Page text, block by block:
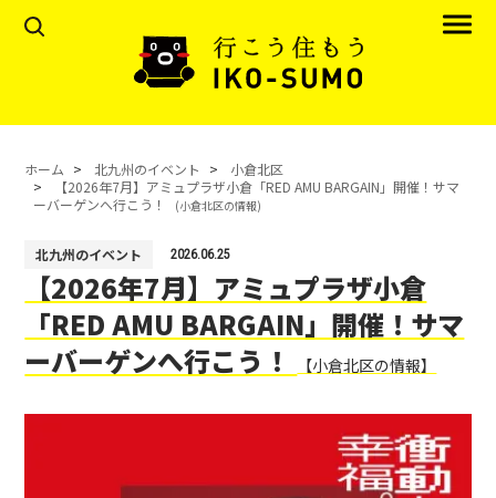
ホーム 北九州のイベント
小倉北区
【2026年7月】アミュプラザ小倉「RED AMU BARGAIN」開催！サマ
ーバーゲンへ行こう！
(小倉北区の情報)
北九州のイベント 2026.06.25
【2026年7月】アミュプラザ小倉
「RED AMU BARGAIN」開催！サマ
ーバーゲンへ行こう！
【小倉北区の情報】